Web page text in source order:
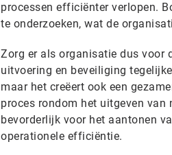
processen efficiënter verlopen.
te onderzoeken, wat de
Zorg er als organisatie dus voor
uitvoering en beveiliging
maar het creëert ook een
proces rondom het uitgeven
bevorderlijk voor het aantonen
operationele efficiëntie.